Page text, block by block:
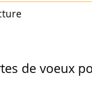
de voeux